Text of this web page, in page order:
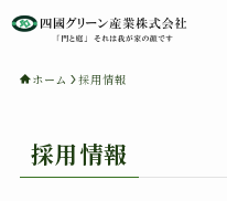
ホーム 採用情報
採用情報